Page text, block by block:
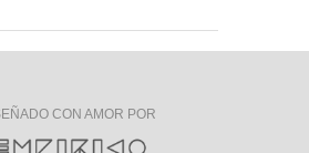
CON AMOR POR